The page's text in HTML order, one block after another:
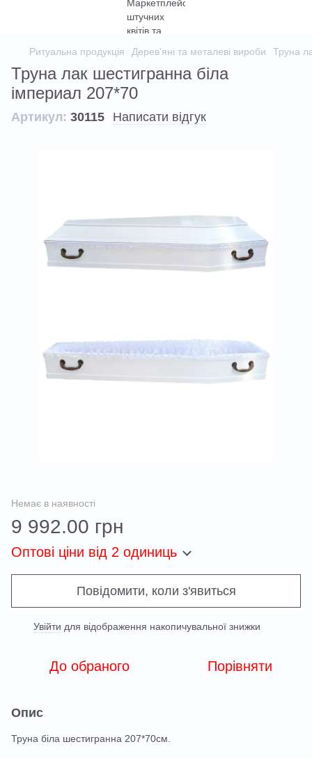
Ритуальна продукція Дерев'яні та металеві вироби Труна
Труна лак шестигранна біла
імпериал 207*70
Артикул: 30115 Написати відгук
Немає в наявності
9 992.00 грн
Оптові ціни від 2 одиниць
Повідомити, коли з'явиться
Увійти для відображення накопичувальної знижки
До обраного Порівняти
Опис
Труна біла шестигранна 207*70см.